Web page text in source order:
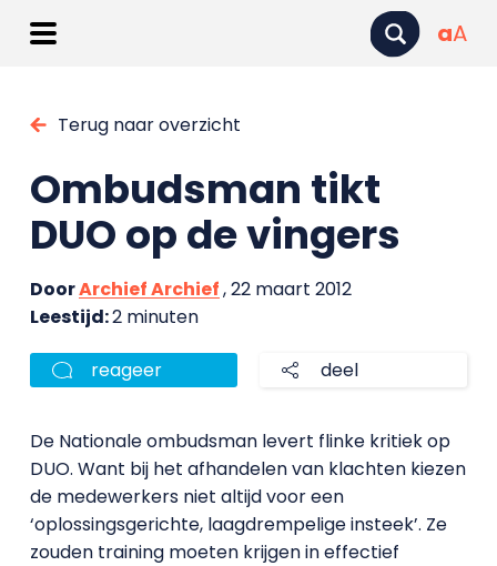
aA
Terug naar overzicht
Ombudsman tikt
DUO op de vingers
DoorArchief Archief, 22 maart 2012
Leestijd:2 minuten
reageer deel
De Nationale ombudsman levert flinke kritiek op
DUO. Want bij het afhandelen van klachten kiezen
de medewerkers niet altijd voor een
‘oplossingsgerichte, laagdrempelige insteek’. Ze
zouden training moeten krijgen in effectief